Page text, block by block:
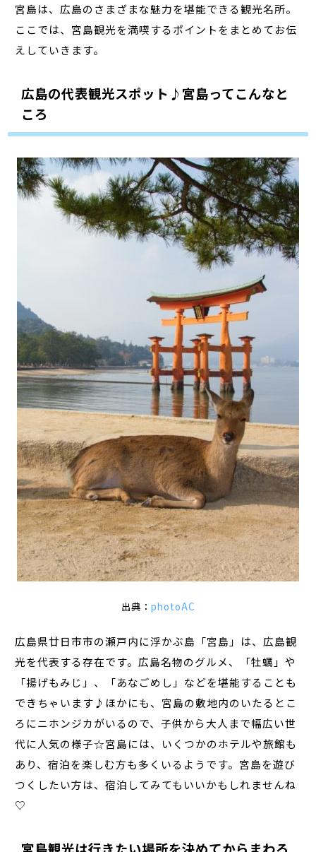
宮島は、広島のさまざまな魅力を堪能できる観光名所。
ここでは、宮島観光を満喫するポイントをまとめてお伝
えしていきます。
広島の代表観光スポット♪宮島ってこんなと
ころ
出典： photoAC
広島県廿日市市の瀬戸内に浮かぶ島「宮島」は、広島観
光を代表する存在です。広島名物のグルメ、「牡蠣」や
「揚げもみじ」、「あなごめし」などを堪能することも
できちゃいます♪ほかにも、宮島の敷地内のいたるとこ
ろにニホンジカがいるので、子供から大人まで幅広い世
代に人気の様子☆宮島には、いくつかのホテルや旅館も
あり、宿泊を楽しむ方も多くいるようです。宮島を遊び
つくしたい方は、宿泊してみてもいいかもしれませんね
♡